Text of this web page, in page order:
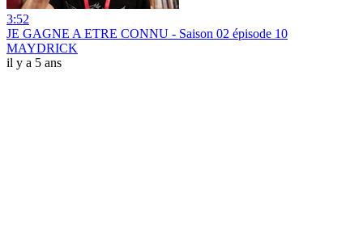
3:52
JE GAGNE A ETRE CONNU - Saison 02 épisode 10
MAYDRICK
il y a 5 ans